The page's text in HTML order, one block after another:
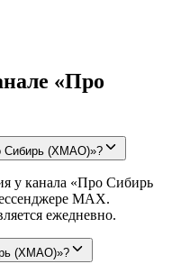
«Про
Сибирь (ХМАО)»?
у канала «Про Сибирь
MAX.
ежедневно.
(ХМАО)»?